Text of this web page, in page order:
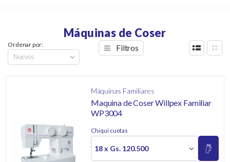
Máquinas de Coser
Ordenar por: Filtros
Máquinas Familiares
Maquina de Coser Willpex Familiar
WP3004
Chiqui cuotas
18 x Gs. 120.500